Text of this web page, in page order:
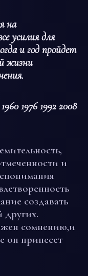
на
усилия для
и год пройдет
жизни
1976 1992 2008
и
создавать
других.
сомнению,и
он принесет